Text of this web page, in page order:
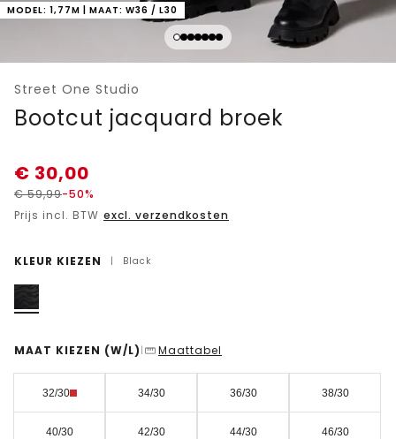
MODEL: 1,77M | MAAT: W36 / L30
Street One Studio
Bootcut jacquard broek
€ 30,00
€59,99-50%
Prijs incl. BTW excl. verzendkosten
KLEUR KIEZEN | Black
MAAT KIEZEN (W/L) | Maattabel
32/30 34/30 36/30 38/30
40/30 42/30 44/30 46/30